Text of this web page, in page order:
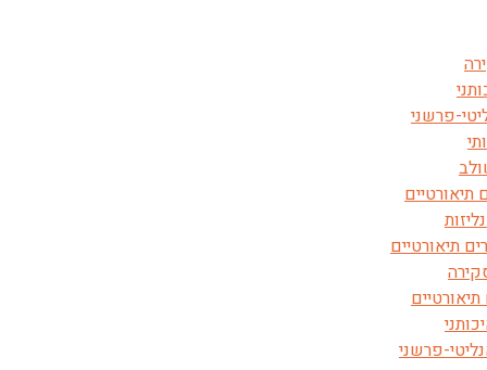
פרשני
תיאורטיים
תיאורטיים
פרשני